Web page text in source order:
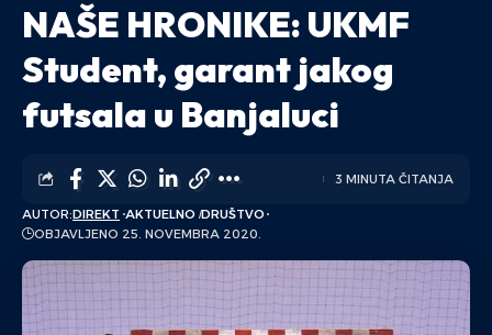
NAŠE HRONIKE: UKMF
Student, garant jakog
futsala u Banjaluci
AUTOR:DIREKT AKTUELNO DRUŠTVO
OBJAVLJENO 25. NOVEMBRA 2020.
3 MINUTA ČITANJA